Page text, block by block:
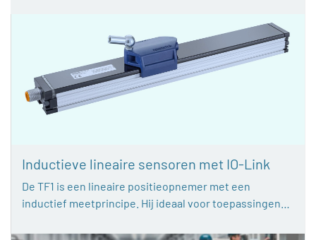
Inductieve lineaire sensoren met IO-Link
De TF1 is een lineaire positieopnemer met een
inductief meetprincipe. Hij ideaal voor toepassingen…